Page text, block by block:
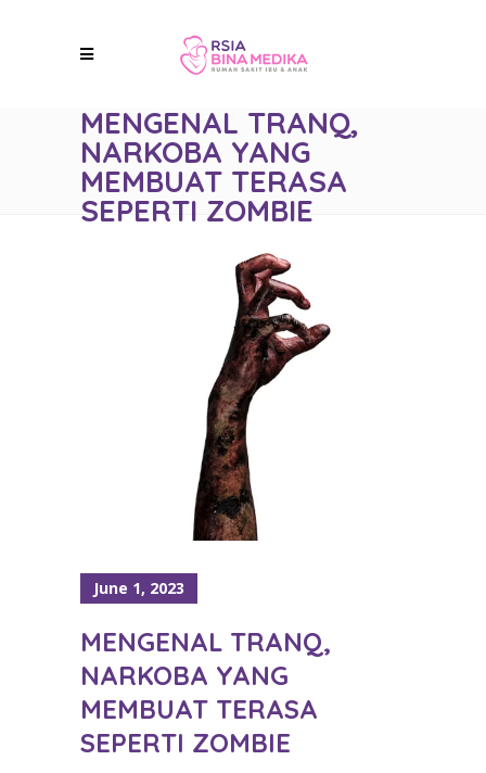
MENGENAL TRANQ,
NARKOBA YANG
MEMBUAT TERASA
SEPERTI ZOMBIE
June 1, 2023
MENGENAL TRANQ,
NARKOBA YANG
MEMBUAT TERASA
SEPERTI ZOMBIE